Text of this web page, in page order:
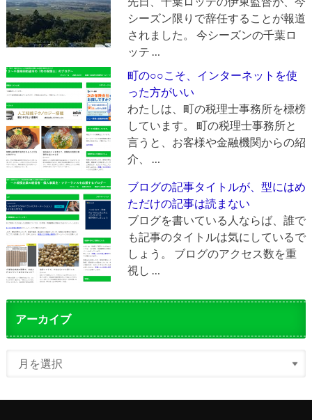
シーズン限りで辞任することが報道
されました。 今シーズンの千葉ロ
ッテ …
町の○○こそ、インターネットを使
った方がいい
わたしは、町の税理士事務所を標榜
しています。 町の税理士事務所と
言うと、お客様や金融機関からの紹
介、 …
ブログの記事タイトルが、型にはめ
ただけの記事は読まない
ブログを書いている人ならば、誰で
も記事のタイトルは気にしているで
しょう。 ブログのアクセス数を重
視し …
アーカイブ